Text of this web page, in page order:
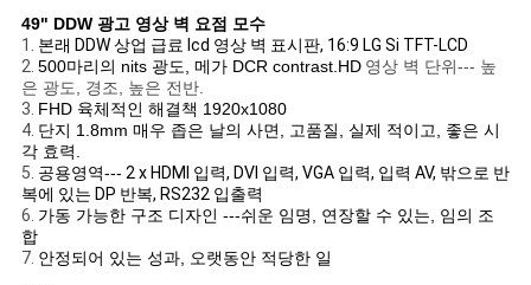
따
옴
표
를
요
49" DDW 광고 영상 벽 요점 모수
1. 본래 DDW 상업 급료 lcd 영상 벽 표시판, 16:9 LG Si TFT-LCD
2. 500마리의 nits 광도, 메가 DCR contrast.HD 영상 벽 단위--- 높
은 광도, 경조, 높은 전반.
3. FHD 육체적인 해결책 1920x1080
4. 단지 1.8mm 매우 좁은 날의 사면, 고품질, 실제 적이고, 좋은 시
각 효력.
5. 공용영역--- 2 x HDMI 입력, DVI 입력, VGA 입력, 입력 AV, 밖으로 반
복에 있는 DP 반복, RS232 입출력
6. 가동 가능한 구조 디자인 ---쉬운 임명, 연장할 수 있는, 임의 조
합
7. 안정되어 있는 성과, 오랫동안 적당한 일